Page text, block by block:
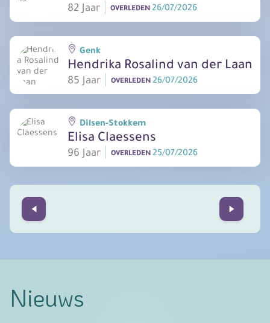
82 Jaar OVERLEDEN 26/07/2026
Hendrika Rosalind van der Laan
85 Jaar
Genk
OVERLEDEN 26/07/2026
Elisa Claessens
96 Jaar
Dilsen-Stokkem
OVERLEDEN 25/07/2026
Prev Next
Nieuws